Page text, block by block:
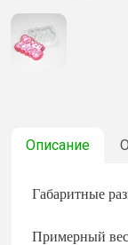
Описание
Габаритные
Примерный